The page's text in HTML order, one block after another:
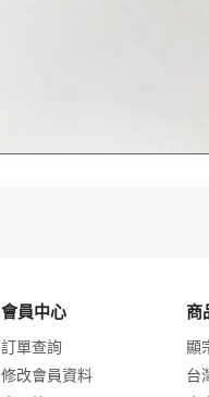
會員中心
訂單查詢
修改會員資料
商
顯
台